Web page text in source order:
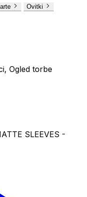
Ovitki
Ogled torbe
SLEEVES -